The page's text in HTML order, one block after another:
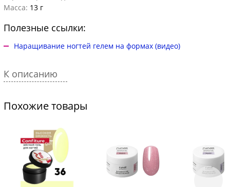
Масса: 13 г
Полезные ссылки:
Наращивание ногтей гелем на формах (видео)
К описанию
Похожие товары